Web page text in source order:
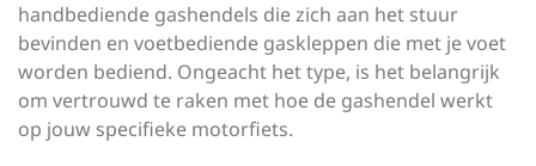
handbediende gashendels die zich aan het stuur
bevinden en voetbediende gaskleppen die met je voet
worden bediend. Ongeacht het type, is het belangrijk
om vertrouwd te raken met hoe de gashendel werkt
op jouw specifieke motorfiets.